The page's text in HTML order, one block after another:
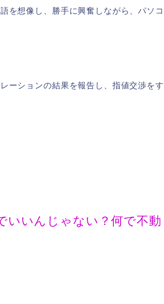
を想像し、勝手に興奮しながら、パソコ
ーションの結果を報告し、指値交渉をす
いいんじゃない？何で不動